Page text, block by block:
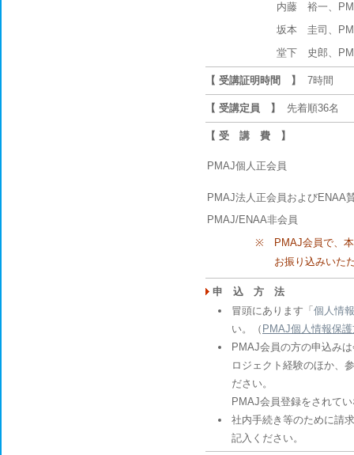
内藤 裕一、
坂本 圭司、
堂下 史郎、
【 受講証明時間 】 7時間
【 受講定員 】 先着順36名
【 受 講 費 】
PMAJ個人正会員
PMAJ法人正会員およびENAA
PMAJ/ENAA非会員
※
PMAJ会員で、
お振り込みいた
申 込 方 法
冒頭にあります「 個人情
い。（ PMAJ個人情報保
PMAJ会員の方の申込み
ロジェクト経験のほか、
ださい。
PMAJ会員登録をされて
社内手続き等のために請
記入ください。